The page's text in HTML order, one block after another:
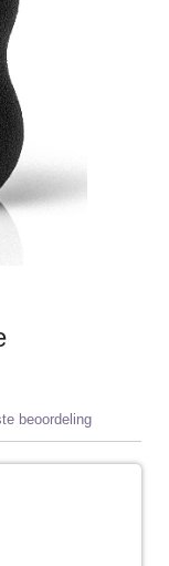
beoordeling